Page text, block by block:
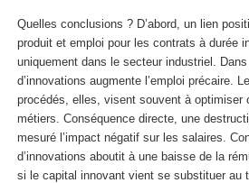
Quelles conclusions ? D’abord, un lien
produit et emploi pour les contrats à durée
uniquement dans le secteur industriel.
d’innovations augmente l’emploi précaire.
procédés, elles, visent souvent à optimiser
métiers. Conséquence directe, une
mesuré l’impact négatif sur les salaires.
d’innovations aboutit à une baisse de la
si le capital innovant vient se substituer au